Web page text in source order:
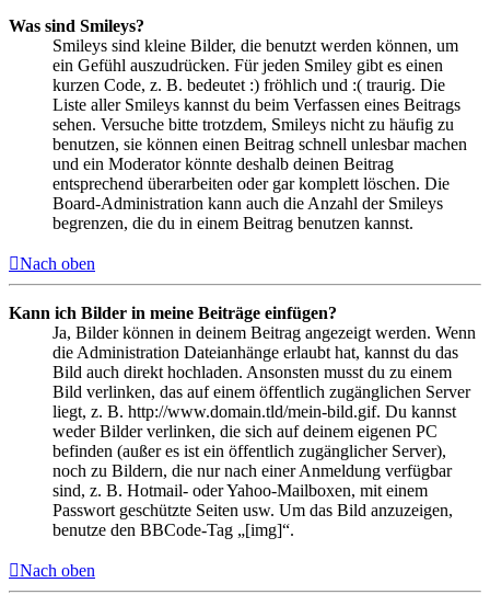
Was sind Smileys?
Smileys sind kleine Bilder, die benutzt werden können, um
ein Gefühl auszudrücken. Für jeden Smiley gibt es einen
kurzen Code, z. B. bedeutet :) fröhlich und :( traurig. Die
Liste aller Smileys kannst du beim Verfassen eines Beitrags
sehen. Versuche bitte trotzdem, Smileys nicht zu häufig zu
benutzen, sie können einen Beitrag schnell unlesbar machen
und ein Moderator könnte deshalb deinen Beitrag
entsprechend überarbeiten oder gar komplett löschen. Die
Board-Administration kann auch die Anzahl der Smileys
begrenzen, die du in einem Beitrag benutzen kannst.
Nach oben
Kann ich Bilder in meine Beiträge einfügen?
Ja, Bilder können in deinem Beitrag angezeigt werden. Wenn
die Administration Dateianhänge erlaubt hat, kannst du das
Bild auch direkt hochladen. Ansonsten musst du zu einem
Bild verlinken, das auf einem öffentlich zugänglichen Server
liegt, z. B. http://www.domain.tld/mein-bild.gif. Du kannst
weder Bilder verlinken, die sich auf deinem eigenen PC
befinden (außer es ist ein öffentlich zugänglicher Server),
noch zu Bildern, die nur nach einer Anmeldung verfügbar
sind, z. B. Hotmail- oder Yahoo-Mailboxen, mit einem
Passwort geschützte Seiten usw. Um das Bild anzuzeigen,
benutze den BBCode-Tag „[img]“.
Nach oben